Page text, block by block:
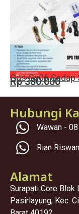
Gps Gx06 Sadap
Rp 380.000
Hubungi
Wawan -
Rian
Alamat
Surapati Core Blok
Pasirlayung, Kec.